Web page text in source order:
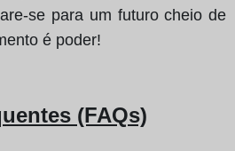
se para um futuro cheio de
é poder!
(FAQs)